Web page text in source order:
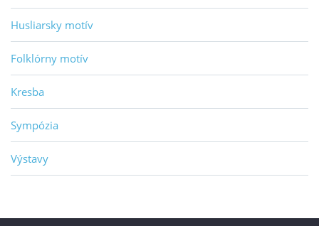
Husliarsky motív
Folklórny motív
Kresba
Sympózia
Výstavy